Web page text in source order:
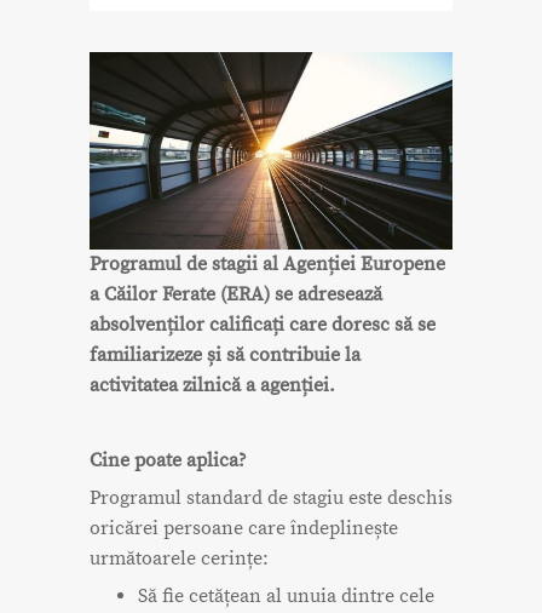
Programul de stagii al Agenției Europene
a Căilor Ferate (ERA) se adresează
absolvenților calificați care doresc să se
familiarizeze și să contribuie la
activitatea zilnică a agenției.
Cine poate aplica?
Programul standard de stagiu este deschis
oricărei persoane care îndeplinește
următoarele cerințe:
Să fie cetățean al unuia dintre cele